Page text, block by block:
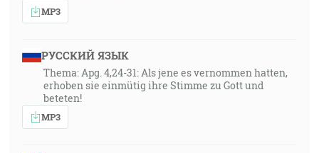
MP3
РУССКИЙ ЯЗЫК
Thema: Apg. 4,24-31: Als jene es vernommen hatten,
erhoben sie einmütig ihre Stimme zu Gott und
beteten!
MP3